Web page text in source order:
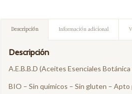
Descripción Información adicional
Descripción
A.E.B.B.D (Aceites Esenciales
BIO – Sin químicos – Sin gluten – Apto